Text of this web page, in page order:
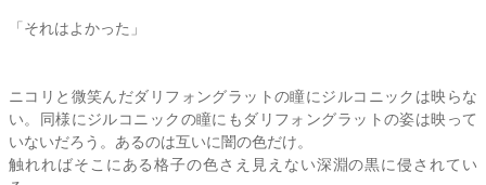
「それはよかった」
ニコリと微笑んだダリフォングラットの瞳にジルコニックは映らな
い。同様にジルコニックの瞳にもダリフォングラットの姿は映って
いないだろう。あるのは互いに闇の色だけ。
触れればそこにある格子の色さえ見えない深淵の黒に侵されてい